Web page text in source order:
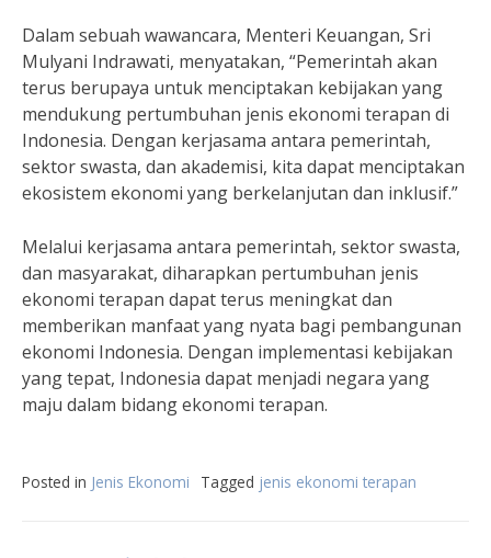
Dalam sebuah wawancara, Menteri Keuangan, Sri
Mulyani Indrawati, menyatakan, “Pemerintah akan
terus berupaya untuk menciptakan kebijakan yang
mendukung pertumbuhan jenis ekonomi terapan di
Indonesia. Dengan kerjasama antara pemerintah,
sektor swasta, dan akademisi, kita dapat menciptakan
ekosistem ekonomi yang berkelanjutan dan inklusif.”
Melalui kerjasama antara pemerintah, sektor swasta,
dan masyarakat, diharapkan pertumbuhan jenis
ekonomi terapan dapat terus meningkat dan
memberikan manfaat yang nyata bagi pembangunan
ekonomi Indonesia. Dengan implementasi kebijakan
yang tepat, Indonesia dapat menjadi negara yang
maju dalam bidang ekonomi terapan.
Posted in Jenis Ekonomi Tagged jenis ekonomi terapan